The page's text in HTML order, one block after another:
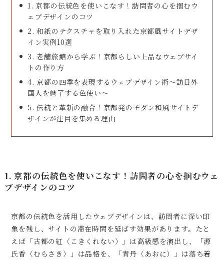
1. 京都の伝統色を使いこなす！訪問者の心を掴むウ
ェブデザインのコツ
2. 和紙のテクスチャを取り入れた京都風サイトデザ
イン実例10選
3. 老舗旅館から学ぶ！京都らしい上品なウェブサイ
トの作り方
4. 京都の四季を表現するウェブデザイン術〜訪日外
国人を魅了する色使い〜
5. 伝統と革新の融合！京都発のモダン和風サイトデ
ザインが注目を集める理由
1. 京都の伝統色を使いこなす！訪問者の心を掴むウェ
ブデザインのコツ
京都の伝統色を活用したウェブデザインは、訪問者に深い印
象を残し、サイトの滞在時間を延ばす効果があります。たと
えば「古都の紅（こきくれない）」は高級感を演出し、「源
氏香（むらさき）」は品格を、「青丹（あおに）」は落ち着